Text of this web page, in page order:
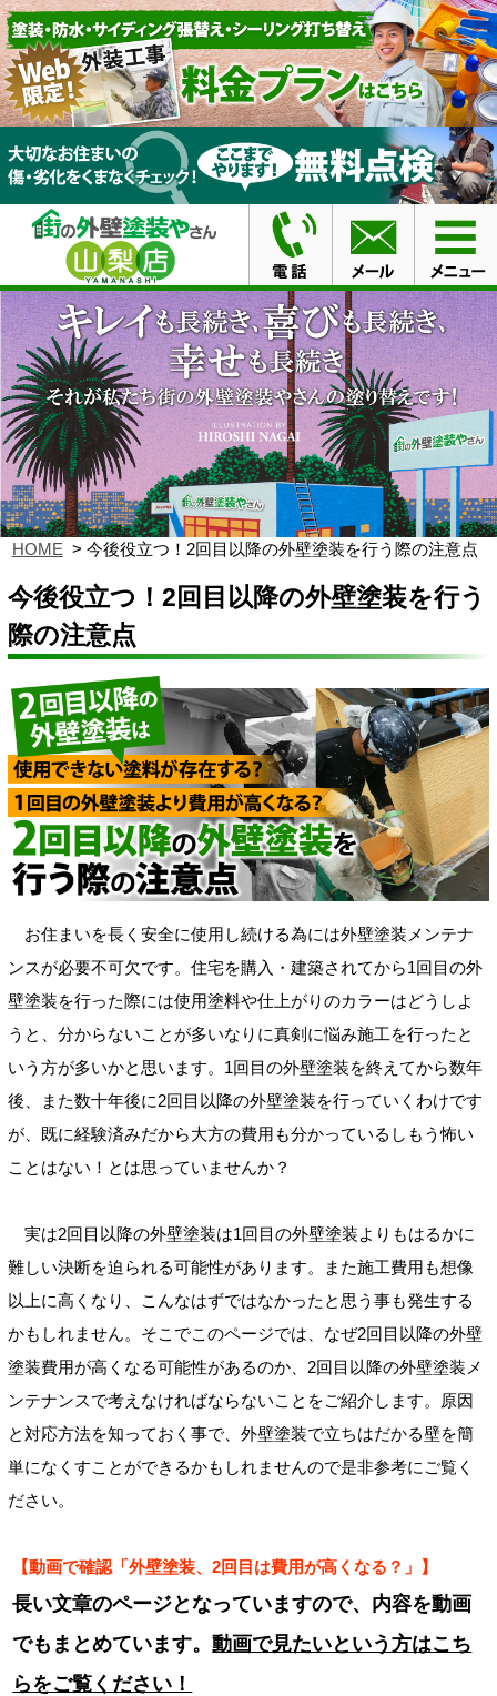
HOME 今後役立つ！2回目以降の外壁塗装を行う際の注意点
今後役立つ！2回目以降の外壁塗装を行う
際の注意点
お住まいを長く安全に使用し続ける為には外壁塗装メンテナ
ンスが必要不可欠です。住宅を購入・建築されてから1回目の外
壁塗装を行った際には使用塗料や仕上がりのカラーはどうしよ
うと、分からないことが多いなりに真剣に悩み施工を行ったと
いう方が多いかと思います。1回目の外壁塗装を終えてから数年
後、また数十年後に2回目以降の外壁塗装を行っていくわけです
が、既に経験済みだから大方の費用も分かっているしもう怖い
ことはない！とは思っていませんか？
実は2回目以降の外壁塗装は1回目の外壁塗装よりもはるかに
難しい決断を迫られる可能性があります。また施工費用も想像
以上に高くなり、こんなはずではなかったと思う事も発生する
かもしれません。そこでこのページでは、なぜ2回目以降の外壁
塗装費用が高くなる可能性があるのか、2回目以降の外壁塗装メ
ンテナンスで考えなければならないことをご紹介します。原因
と対応方法を知っておく事で、外壁塗装で立ちはだかる壁を簡
単になくすことができるかもしれませんので是非参考にご覧く
ださい。
【動画で確認「外壁塗装、2回目は費用が高くなる？」】
長い文章のページとなっていますので、内容を動画
でもまとめています。動画で見たいという方はこち
らをご覧ください！